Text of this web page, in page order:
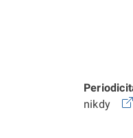
nikdy